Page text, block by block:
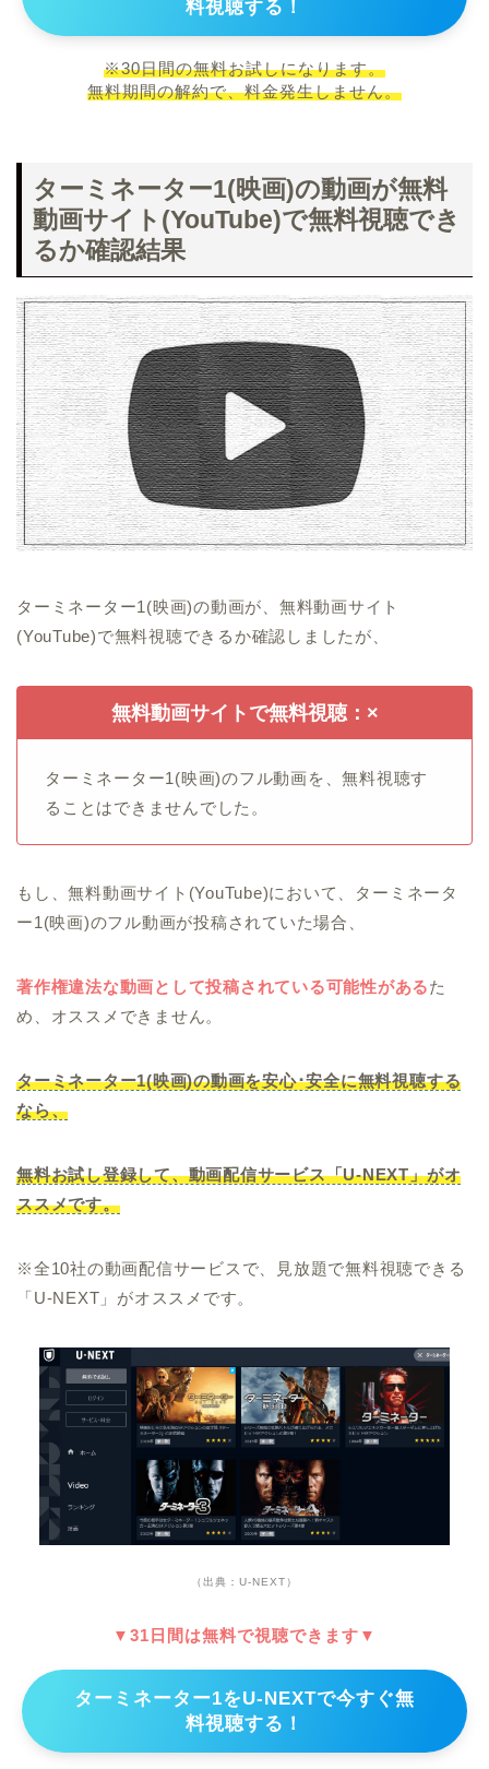
料視聴する！
※30日間の無料お試しになります。
無料期間の解約で、料金発生しません。
ターミネーター1(映画)の動画が無料
動画サイト(YouTube)で無料視聴でき
るか確認結果
ターミネーター1(映画)の動画が、無料動画サイト
(YouTube)で無料視聴できるか確認しましたが、
無料動画サイトで無料視聴：×
ターミネーター1(映画)のフル動画を、無料視聴す
ることはできませんでした。
もし、無料動画サイト(YouTube)において、ターミネータ
ー1(映画)のフル動画が投稿されていた場合、
著作権違法な動画として投稿されている可能性があるた
め、オススメできません。
ターミネーター1(映画)の動画を安心･安全に無料視聴する
なら、
無料お試し登録して、動画配信サービス「U-NEXT」がオ
ススメです。
※全10社の動画配信サービスで、見放題で無料視聴できる
「U-NEXT」がオススメです。
（出典：U-NEXT）
▼31日間は無料で視聴できます▼
ターミネーター1をU-NEXTで今すぐ無
料視聴する！